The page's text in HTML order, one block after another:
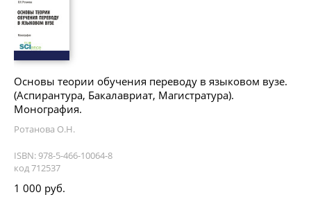
Основы теории обучения переводу в языковом вузе.
(Аспирантура, Бакалавриат, Магистратура).
Монография.
Ротанова О.Н.
ISBN: 978-5-466-10064-8
код 712537
1 000 руб.